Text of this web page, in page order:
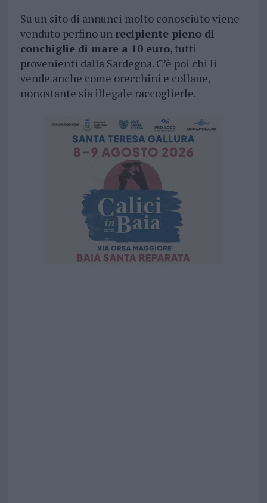
Su un sito di annunci molto conosciuto viene
venduto perfino un recipiente pieno di
conchiglie di mare a 10 euro, tutti
provenienti dalla Sardegna. C’è poi chi li
vende anche come orecchini e collane,
nonostante sia illegale raccoglierle.